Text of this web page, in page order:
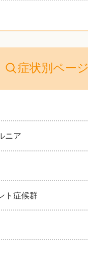
症状別ページ
ニア
ト症候群